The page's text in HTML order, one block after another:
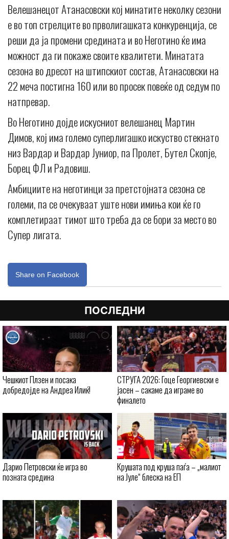
Велешанецот Атанасовски кој минатите неколку сезони
е во топ стрелците во прволигашката конкуренција, се
реши да ја промени средината и во Неготино ќе има
можност да ги покаже своите квалитети. Минатата
сезона во дресот на штипскиот состав, Атанасовски на
22 меча постигна 160 или во просек повеќе од седум по
натпревар.
Во Неготино дојде искусниот велешанец Мартин
Димов, кој има големо суперлигашко искуство стекнато
низ Вардар и Вардар Јуниор, па Пролет, Бутел Скопје,
Борец ФЛ и Радовиш.
Амбициите на неготинци за претстојната сезона се
големи, па се очекуваат уште нови имиња кои ќе го
комплетираат тимот што треба да се бори за место во
Супер лигата.
Share on Facebook
ПОСЛЕДНИ
Чешкиот Плзен и посака
добредојде на Андреа Илиќ!
СТРУГА 2026: Гоце Георгиевски е
јасен – сакаме да играме во
финалето
Дарио Петровски ќе игра во
позната средина
Крушата под круша паѓа – „малиот
на Јуле“ блеска на ЕП